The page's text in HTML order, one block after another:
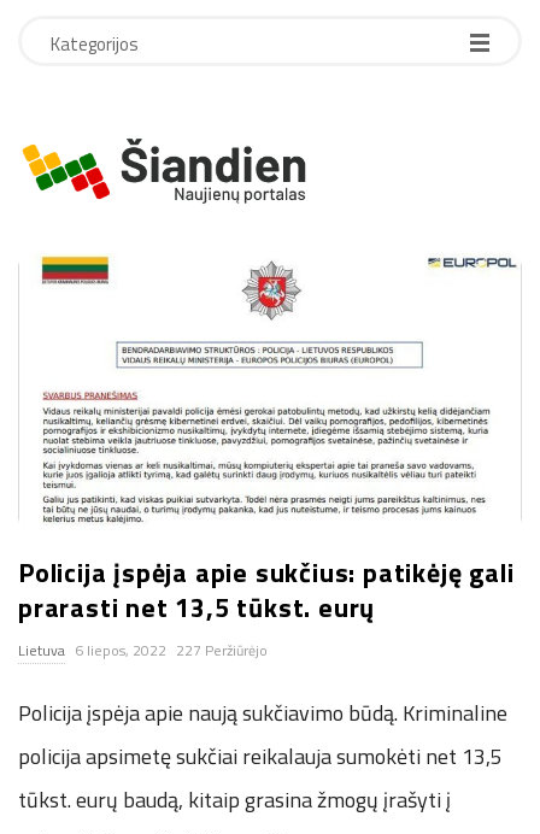
Kategorijos
S
e
n
.
n
e
Policija įspėja apie sukčius: patikėję gali
prarasti net 13,5 tūkst. eurų
Lietuva 6 liepos, 2022 227 Peržiūrėjo
Policija įspėja apie naują sukčiavimo būdą. Kriminaline
policija apsimetę sukčiai reikalauja sumokėti net 13,5
tūkst. eurų baudą, kitaip grasina žmogų įrašyti į